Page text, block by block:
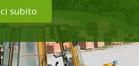
subito